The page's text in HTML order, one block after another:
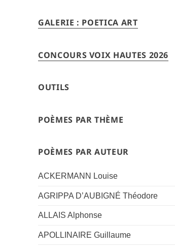
GALERIE : POETICA ART
CONCOURS VOIX HAUTES 2026
OUTILS
POÈMES PAR THÈME
POÈMES PAR AUTEUR
ACKERMANN Louise
AGRIPPA D’AUBIGNÉ Théodore
ALLAIS Alphonse
APOLLINAIRE Guillaume